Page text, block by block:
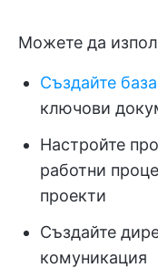
Можете да
Създайте
ключови
Настройте
работни
проекти
Създайте
комуникация